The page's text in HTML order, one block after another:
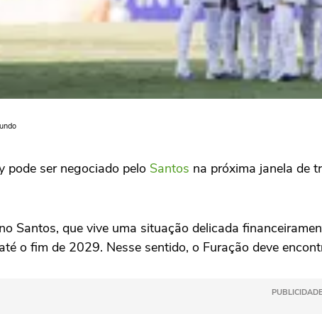
pode ser negociado pelo Santos na próxima janela de
Santos, que vive uma situação delicada
o fim de 2029. Nesse sentido, o Furação deve
PUBLICIDADE